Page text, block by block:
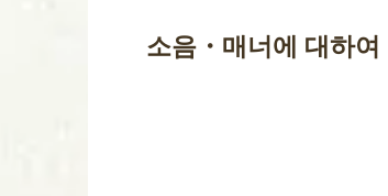
소음・매너에 대하여